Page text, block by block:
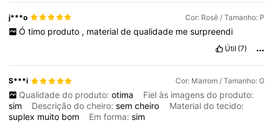
j***o Cor: Rosê / Tamanho: P
Ó timo produto , material de qualidade me surpreendi
Útil (7)
S***i Cor: Marrom / Tamanho: G
Qualidade do produto: otima
Fiel às imagens do produto:
sim
Descrição do cheiro:semcheiro
Material do tecido:
suplex muito bom Em forma:sim